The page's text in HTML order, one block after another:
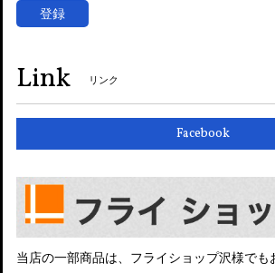
登録
Link リンク
Facebook
当店の一部商品は、フライショップ沢様でも